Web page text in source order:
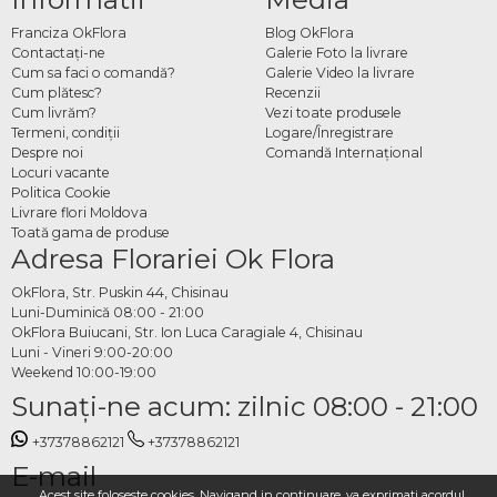
personalitate distinctă, care apreciază florile mai puțin comune și gesturile
gândite cu atenție.
Cum comanzi buchete de
trandafiri mov online
Alegi formatul și dimensiunea dorită din categorie, specifici data și adresa de
livrare și plasezi comanda. Echipa OkFlora se ocupă de pregătirea trandafirilor
proaspeți și de livrare la timp, cu aceeași atenție pentru detalii pe care o merită
fiecare comandă.
Franciza OkFlora
Contactaţi-ne
Cum sa faci o comandă?
Cum plătesc?
Cum livrăm?
Termeni, condiţii
Despre noi
Locuri vacante
Politica Cookie
Livrare flori Moldova
Toată gama de produse
Blog OkFlora
Galerie Foto la livrare
Galerie Video la livrare
Recenzii
Vezi toate produsele
Logare/Înregistrare
Comandă Internațional
Adresa Florariei Ok Flora
OkFlora, Str. Puskin 44, Chisinau
Luni-Duminică 08:00 - 21:00
OkFlora Buiucani, Str. Ion Luca Caragiale 4, Chisinau
Luni - Vineri 9:00-20:00
Weekend 10:00-19:00
Sunaţi-ne acum: zilnic 08:00 - 21:00
+37378862121 +37378862121
E-mail